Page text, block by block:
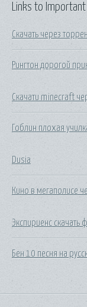
Links to
Скачать через
Рингтон дорогой
Скачати minecraft
Гоблин плохая
Dusia
Кино в мегаполисе
Экспириенс скачать
Бен 10 песня на